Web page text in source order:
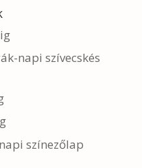
napi szívecskés
színezőlap